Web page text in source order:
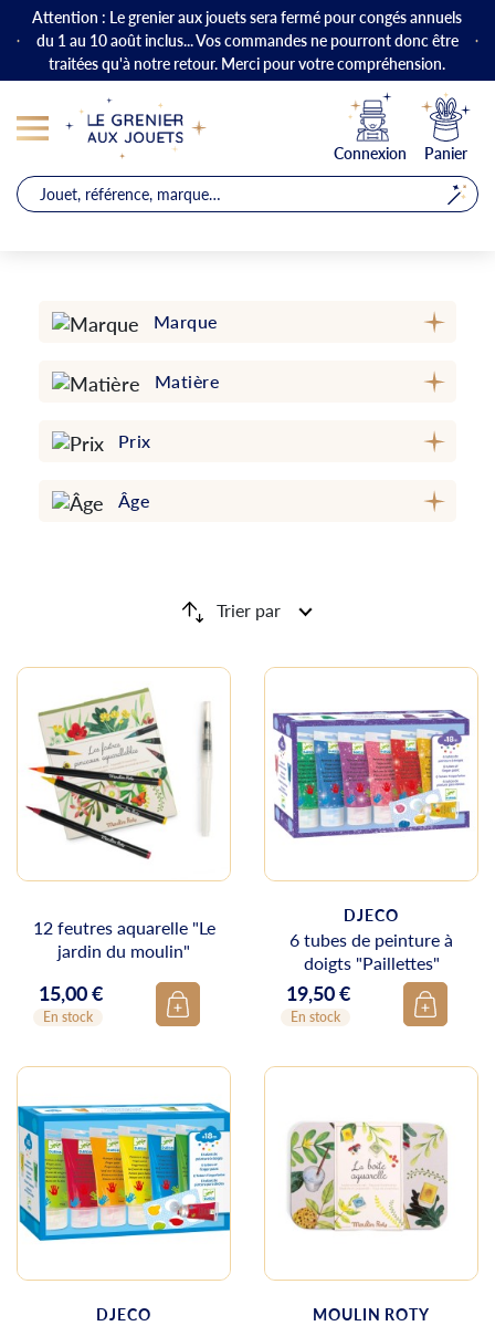
Attention : Le grenier aux jouets sera fermé pour congés annuels
du 1 au 10 août inclus... Vos commandes ne pourront donc être
traitées qu'à notre retour. Merci pour votre compréhension.
Connexion Panier
Marque
Matière
Prix
Âge
Trier par
12 feutres aquarelle "Le
jardin du moulin"
Prix
15,00 €
En stock
DJECO
6 tubes de peinture à
doigts "Paillettes"
Prix
19,50 €
En stock
DJECO MOULIN ROTY